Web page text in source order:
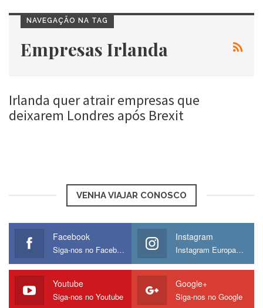
NAVEGAÇÃO NA TAG
Empresas Irlanda
Irlanda quer atrair empresas que
deixarem Londres após Brexit
VENHA VIAJAR CONOSCO
Facebook
Siga-nos no Facebook
Instagram
Instagram Europamos
Youtube
Siga-nos no Youtube
Google+
Siga-nos no Google